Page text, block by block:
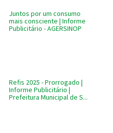
Juntos por um consumo
mais consciente | Informe
Publicitário - AGERSINOP
Refis 2025 - Prorrogado |
Informe Publicitário |
Prefeitura Municipal de S...